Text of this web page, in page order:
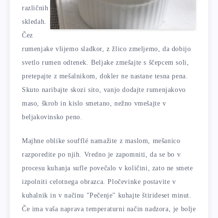
različnih
skledah.
Čez
rumenjake vlijemo sladkor, z žlico zmeljemo, da dobijo
svetlo rumen odtenek. Beljake zmešajte s ščepcem soli,
pretepajte z mešalnikom, dokler ne nastane tesna pena.
Skuto naribajte skozi sito, vanjo dodajte rumenjakovo
maso, škrob in kislo smetano, nežno vmešajte v
beljakovinsko peno.
Majhne oblike soufflé namažite z maslom, mešanico
razporedite po njih. Vredno je zapomniti, da se bo v
procesu kuhanja sufle povečalo v količini, zato ne smete
izpolniti celotnega obrazca. Pločevinke postavite v
kuhalnik in v načinu "Pečenje" kuhajte štirideset minut.
Če ima vaša naprava temperaturni način nadzora, je bolje